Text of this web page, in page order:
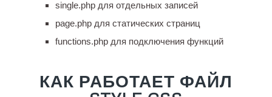
single.php для отдельных записей
page.php для статических страниц
functions.php для подключения функций
КАК РАБОТАЕТ ФАЙЛ